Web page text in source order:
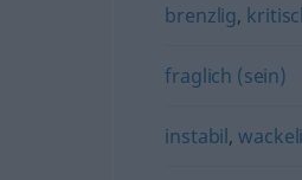
brenzlig,
fraglich (sein)
instabil,